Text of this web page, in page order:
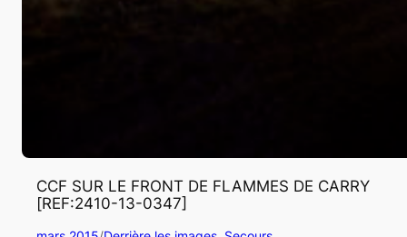
CCF SUR LE FRONT DE FLAMMES DE CARRY
[REF:2410-13-0347]